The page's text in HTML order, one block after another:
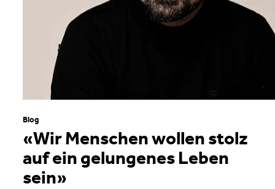
«Wir Menschen wollen stolz
auf ein gelungenes Leben
sein»
Blog